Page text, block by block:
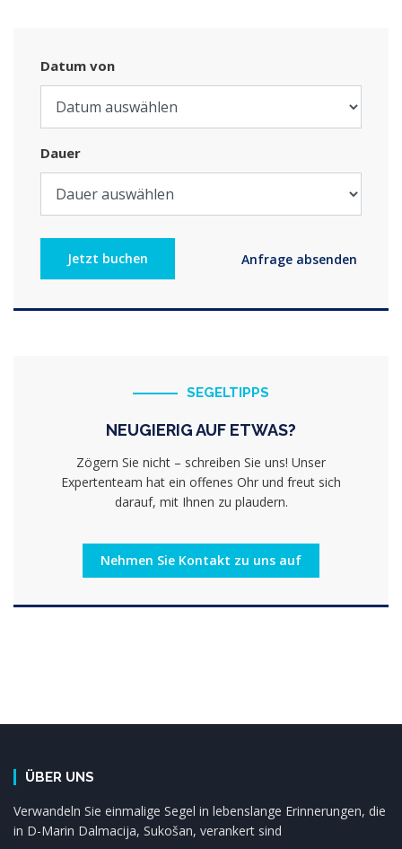
Datum von
Dauer
SEGELTIPPS
NEUGIERIG AUF ETWAS?
Zögern Sie nicht – schreiben Sie uns! Unser
Expertenteam hat ein offenes Ohr und freut sich
darauf, mit Ihnen zu plaudern.
Nehmen Sie Kontakt zu uns auf
ÜBER UNS
Verwandeln Sie einmalige Segel in lebenslange Erinnerungen, die
in D-Marin Dalmacija, Sukošan, verankert sind